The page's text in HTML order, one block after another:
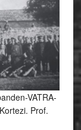
VATRA-
Prof.